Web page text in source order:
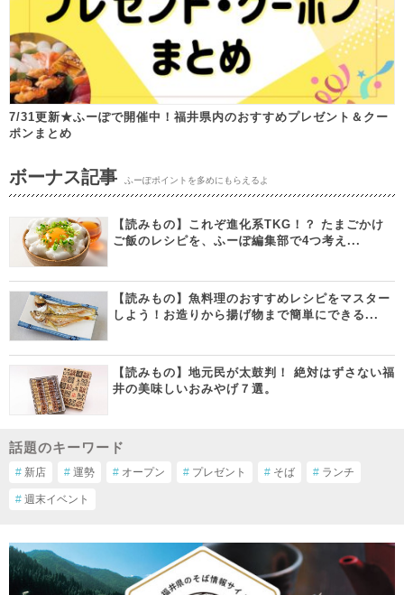
7/31更新★ふーぽで開催中！福井県内のおすすめプレゼント＆クー
ポンまとめ
ボーナス記事 ふーぽポイントを多めにもらえるよ
【読みもの】これぞ進化系TKG！？ たまごかけ
ご飯のレシピを、ふーぽ編集部で4つ考え...
【読みもの】魚料理のおすすめレシピをマスター
しよう！お造りから揚げ物まで簡単にできる...
【読みもの】地元民が太鼓判！ 絶対はずさない福
井の美味しいおみやげ７選。
話題のキーワード
# 新店 # 運勢 # オープン # プレゼント # そば # ランチ
# 週末イベント